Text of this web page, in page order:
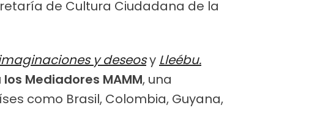
de Cultura Ciudadana de la
y deseosy Lleébu.
Mediadores MAMM, una
como Brasil, Colombia, Guyana,